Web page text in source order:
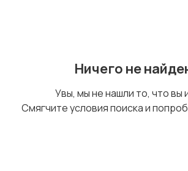
Ничего не
Увы, мы не нашли то, что вы
Смягчите условия поиска и